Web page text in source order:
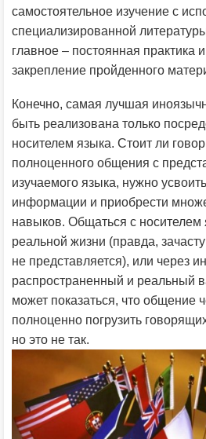
самостоятельное изучение с
специализированной
главное – постоянная практика
закрепление пройденного
Конечно, самая лучшая
быть реализована только
носителем языка. Стоит ли
полноценного общения с
изучаемого языка, нужно
информации и приобрести
навыков. Общаться с
реальной жизни (правда,
не представляется), или через
распространенный и реальный
может показаться, что общение
полноценно погрузить
но это не так.